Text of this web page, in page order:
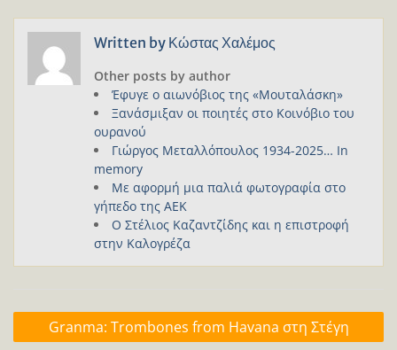
Written by Κώστας Χαλέμος
Other posts by author
Έφυγε ο αιωνόβιος της «Μουταλάσκη»
Ξανάσμιξαν οι ποιητές στο Κοινόβιο του
ουρανού
Γιώργος Μεταλλόπουλος 1934-2025… In
memory
Με αφορμή μια παλιά φωτογραφία στο
γήπεδο της ΑΕΚ
Ο Στέλιος Καζαντζίδης και η επιστροφή
στην Καλογρέζα
Πλοήγηση
άρθρων
Granma: Trombones from Havana στη Στέγη